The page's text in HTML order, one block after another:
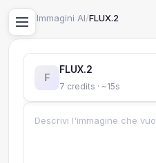
Home Immagini AI/FLUX.2
F
FLUX.2
7 credits · ~15s